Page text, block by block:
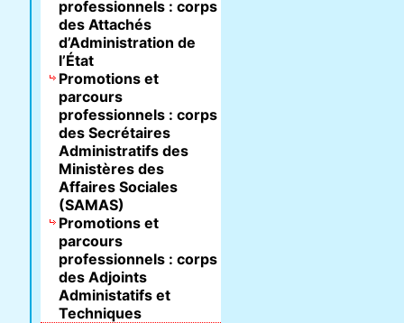
professionnels : corps
des Attachés
d’Administration de
l’État
Promotions et
parcours
professionnels : corps
des Secrétaires
Administratifs des
Ministères des
Affaires Sociales
(SAMAS)
Promotions et
parcours
professionnels : corps
des Adjoints
Administatifs et
Techniques